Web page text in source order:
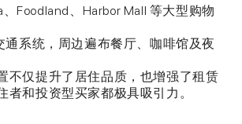
、Foodland、Harbor Mall 等大型购物
通系统，周边遍布餐厅、咖啡馆及夜
不仅提升了居住品质，也增强了租赁
者和投资型买家都极具吸引力。